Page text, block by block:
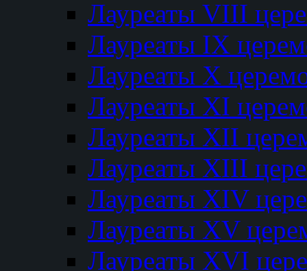
Лауреаты VIII
Лауреаты IX
Лауреаты Х
Лауреаты XI
Лауреаты XII
Лауреаты XIII
Лауреаты XIV
Лауреаты XV
Лауреаты XVI